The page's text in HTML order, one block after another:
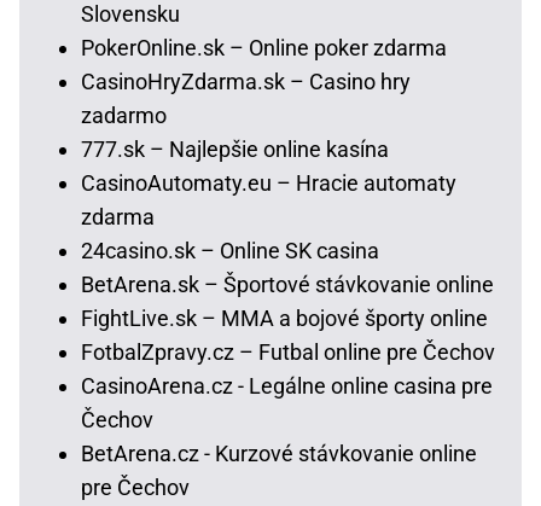
Slovensku
PokerOnline.sk – Online poker zdarma
CasinoHryZdarma.sk – Casino hry
zadarmo
777.sk – Najlepšie online kasína
CasinoAutomaty.eu – Hracie automaty
zdarma
24casino.sk – Online SK casina
BetArena.sk – Športové stávkovanie online
FightLive.sk – MMA a bojové športy online
FotbalZpravy.cz – Futbal online pre Čechov
CasinoArena.cz - Legálne online casina pre
Čechov
BetArena.cz - Kurzové stávkovanie online
pre Čechov